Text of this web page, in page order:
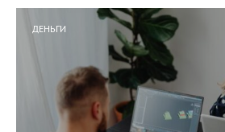
ДЕНЬГИ